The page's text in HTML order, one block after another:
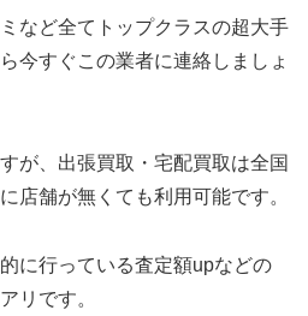
など全てトップクラスの超大手
今すぐこの業者に連絡しましょ
が、出張買取・宅配買取は全国
店舗が無くても利用可能です。
に行っている査定額upなどの
リです。